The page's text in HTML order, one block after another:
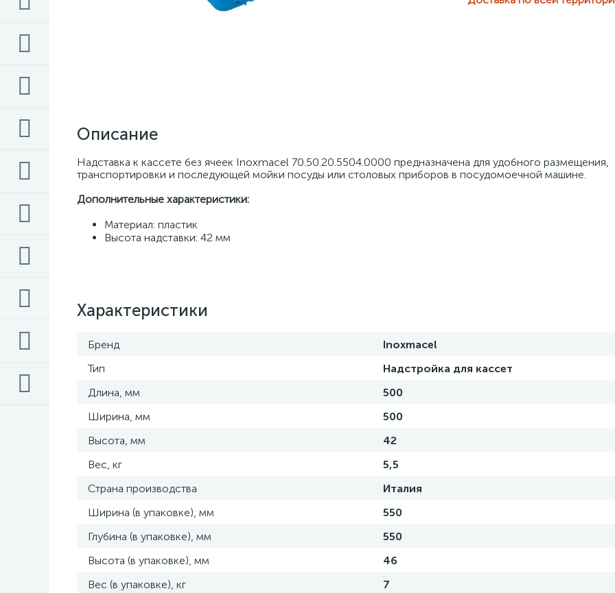
Описание
Надставка к кассете без ячеек Inoxmacel 70.50.20.5504.0000 предназначена для удобного размещения,
транспортировки и последующей мойки посуды или столовых приборов в посудомоечной машине.
Дополнительные характеристики:
Материал: пластик
Высота надставки: 42 мм
Характеристики
Бренд
Inoxmacel
Тип
Надстройка для кассет
Длина, мм
500
Ширина, мм
500
Высота, мм
42
Вес, кг
5,5
Страна производства
Италия
Ширина (в упаковке), мм
550
Глубина (в упаковке), мм
550
Высота (в упаковке), мм
46
Вес (в упаковке), кг
7